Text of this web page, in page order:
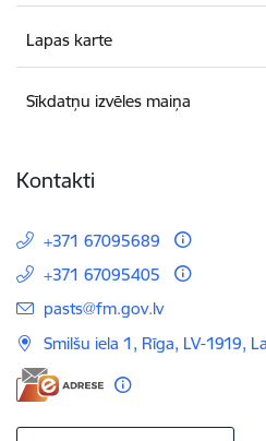
Lapas karte
Sīkdatņu izvēles maiņa
Kontakti
+371 67095689
+371 67095405
E-pasts:
pasts@fm.gov.lv
Smilšu iela 1, Rīga, LV-1919,